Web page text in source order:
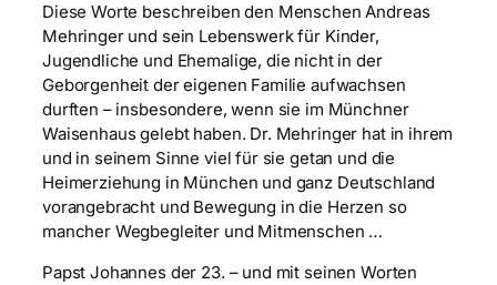
Diese Worte beschreiben den Menschen Andreas
Mehringer und sein Lebenswerk für Kinder,
Jugendliche und Ehemalige, die nicht in der
Geborgenheit der eigenen Familie aufwachsen
durften – insbesondere, wenn sie im Münchner
Waisenhaus gelebt haben. Dr. Mehringer hat in ihrem
und in seinem Sinne viel für sie getan und die
Heimerziehung in München und ganz Deutschland
vorangebracht und Bewegung in die Herzen so
mancher Wegbegleiter und Mitmenschen …
Papst Johannes der 23. – und mit seinen Worten